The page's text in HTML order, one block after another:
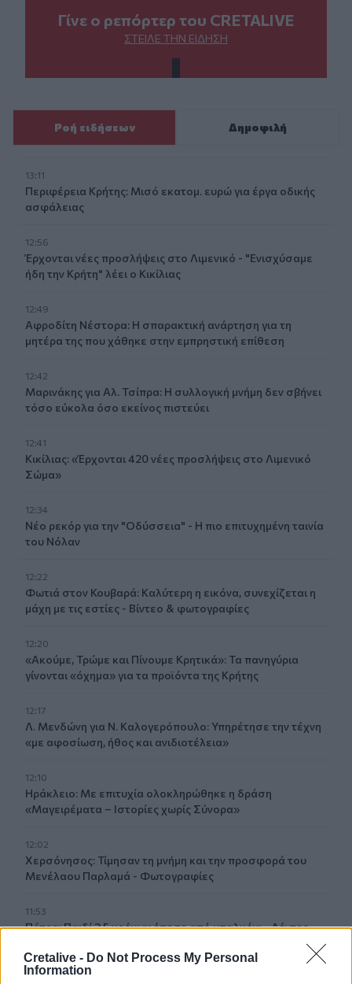
Cretalive - Do Not Process My Personal
Information
Γίνε ο ρεπόρτερ του CRETALIVE
ΣΤΕΊΛΕ ΤΗΝ ΕΊΔΗΣΗ
Ροή ειδήσεων Δημοφιλή
13:11
Περιφέρεια Κρήτης: Μισό εκατομ. ευρώ για έργα οδικής
ασφάλειας
12:56
Έρχονται νέες προσλήψεις στο Λιμενικό - "Ενισχύσαμε
ήδη την Κρήτη" λέει ο Κικίλιας
12:49
Αφροδίτη Νέστορα: Η σπαρακτική ανάρτηση για τη
μητέρα της που χάθηκε στην εμπρηστική επίθεση
12:42
Μαρινάκης για Αλ. Τσίπρα: Η συλλογική μνήμη δεν σβήνει
τόσο εύκολα όσο εκείνος πιστεύει
12:41
Κικίλιας: «Έρχονται 420 νέες προσλήψεις στο Λιμενικό
Σώμα»
12:34
Νέο ρεκόρ για την "Οδύσσεια" - Η πιο επιτυχημένη ταινία
του Νόλαν
12:22
Φωτιά στον Κουβαρά: Καλύτερη η εικόνα, συνεχίζεται η
μάχη με τις εστίες - Βίντεο & φωτογραφίες
12:20
«Ακούμε, Τρώμε και Πίνουμε Κρητικά»: Τα πανηγύρια
γίνονται «όχημα» για τα προϊόντα της Κρήτης
12:17
Λ. Μενδώνη για Ν. Καλογερόπουλο: Υπηρέτησε την τέχνη
«με αφοσίωση, ήθος και ανιδιοτέλεια»
12:10
Ηράκλειο: Με επιτυχία ολοκληρώθηκε η δράση
«Μαγειρέματα – Ιστορίες χωρίς Σύνορα»
12:02
Χερσόνησος: Τίμησαν τη μνήμη και την προσφορά του
Μενέλαου Παρλαμά - Φωτογραφίες
11:53
Πάτρα: Παιδί 2,5 χρόνων έπεσε από μπαλκόνι - Δέντρο
11:50